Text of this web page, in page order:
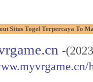
Situs Togel Terpercaya To
-